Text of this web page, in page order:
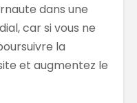
dans une
car si vous ne
la
et augmentez le